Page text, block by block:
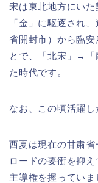
宋は東北地方にい
「金」に駆逐され
省開封市）から臨
とで、「北宋」→「
た時代です。
なお、この頃活躍し
西夏は現在の甘粛
ロードの要衝を抑
主導権を握っていま